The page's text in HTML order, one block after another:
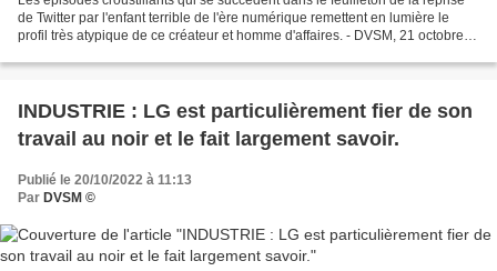
de Twitter par l'enfant terrible de l'ère numérique remettent en lumière le
profil très atypique de ce créateur et homme d'affaires. - DVSM, 21 octobre
INDUSTRIE : LG est particulièrement fier de son
travail au noir et le fait largement savoir.
Publié le 20/10/2022 à 11:13
Par DVSM ©